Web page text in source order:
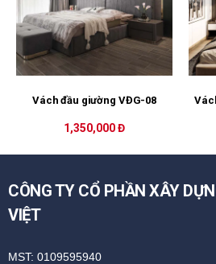
Vách đầu giường VĐG-08
1,350,000 Đ
CÔNG TY CỔ PHẦN XÂY
VIỆT
MST: 0109595940